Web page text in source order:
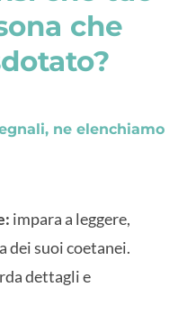
che
ne elenchiamo
impara a leggere,
dei suoi coetanei.
dettagli e